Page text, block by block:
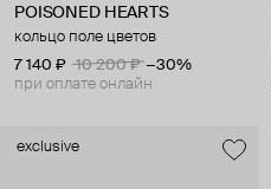
POISONED HEARTS
кольцо поле цветов
7 140 ₽
10 200 ₽ −30%
при оплате онлайн
exclusive